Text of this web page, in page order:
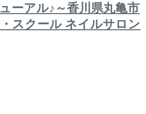
ーアル♪～香川県丸亀市
スクール ネイルサロン